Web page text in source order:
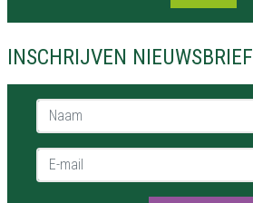
INSCHRIJVEN NIEUWSBRIEF
Naam *
E-mail *